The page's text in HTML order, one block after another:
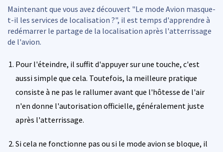
Maintenant que vous avez découvert "Le mode Avion masque-
t-il les services de localisation ?", il est temps d'apprendre à
redémarrer le partage de la localisation après l'atterrissage
de l'avion.
Pour l'éteindre, il suffit d'appuyer sur une touche, c'est
aussi simple que cela. Toutefois, la meilleure pratique
consiste à ne pas le rallumer avant que l'hôtesse de l'air
n'en donne l'autorisation officielle, généralement juste
après l'atterrissage.
Si cela ne fonctionne pas ou si le mode avion se bloque, il